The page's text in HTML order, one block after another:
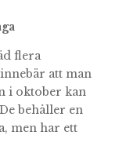
flera
att man
i oktober kan
behåller en
men har ett